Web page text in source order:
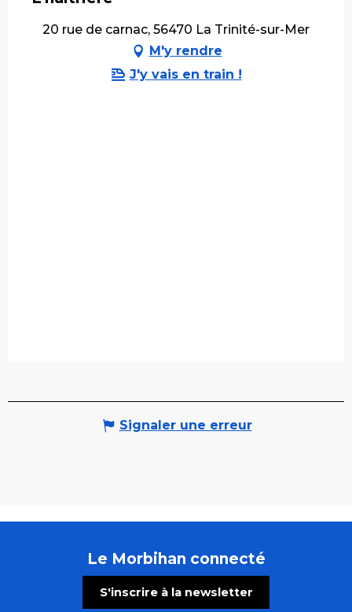
20 rue de carnac, 56470 La Trinité-sur-Mer
M'y rendre
J'y vais en train !
Signaler une erreur
Le Morbihan connecté
S'inscrire à la newsletter